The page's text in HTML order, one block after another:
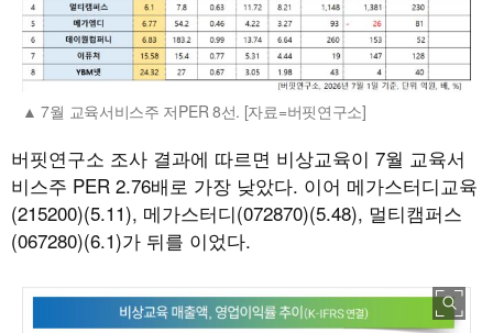
7월 교육서비스주 저PER 8선. [자료=버핏연구소]
버핏연구소 조사 결과에 따르면 비상교육이 7월 교육서
비스주 PER 2.76배로 가장 낮았다. 이어 메가스터디교육
(215200)(5.11), 메가스터디(072870)(5.48), 멀티캠퍼스
(067280)(6.1)가 뒤를 이었다.